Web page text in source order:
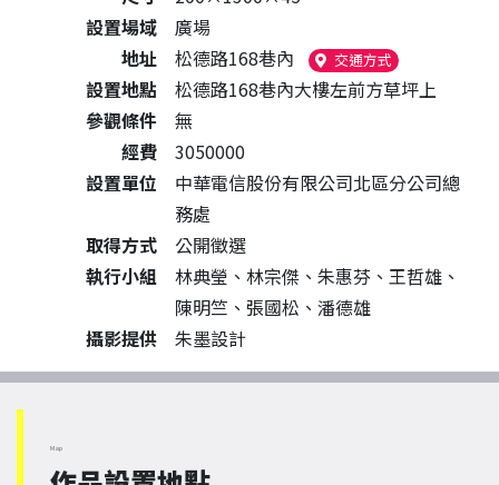
設置場域
廣場
地址
松德路168巷內 交通方式（另開新視窗）
設置地點
松德路168巷內大樓左前方草坪上
參觀條件
無
經費
3050000
設置單位
中華電信股份有限公司北區分公司總
務處
取得方式
公開徵選
執行小組
林典瑩、林宗傑、朱惠芬、王哲雄、
陳明竺、張國松、潘德雄
攝影提供
朱墨設計
Map